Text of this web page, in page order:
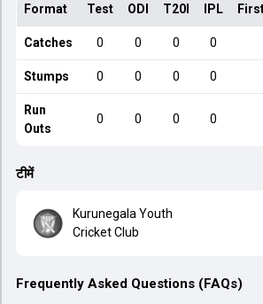
Format Test ODI T20I IPL
Catches 0 0 0 0
Stumps 0 0 0 0
Run
Outs
0 0 0 0
टीमें
Kurunegala Youth
Cricket Club
Frequently Asked Questions (FAQs)